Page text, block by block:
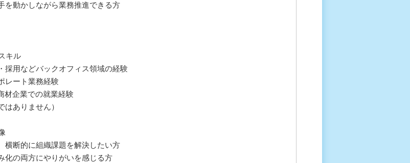
を動かしながら業務推進できる方
キル
採用などバックオフィス領域の経験
レート業務経験
材企業での就業経験
はありません）
横断的に組織課題を解決したい方
化の両方にやりがいを感じる方